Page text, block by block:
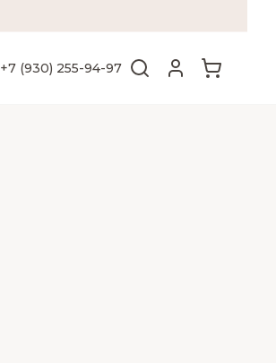
+7 (930) 255-94-97